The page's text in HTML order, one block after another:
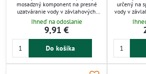
mosadzný komponent na presné
uzatváranie vody v závlahových
systémoch. Jednoduchá montáž a
hladký guľový uzáver zaručujú
rýchlu reguláciu bez kvapkania.
Odolný voči tlaku do 40 bar a
teplote do 100 °C, vhodný pre
Zabezpečuje spoľahlivé ovládanie
Ihneď na odoslanie
9,91 €
Do košíka
určený na
vody v
mosadze,
Vhodný
technické
dlhá
efektívnu